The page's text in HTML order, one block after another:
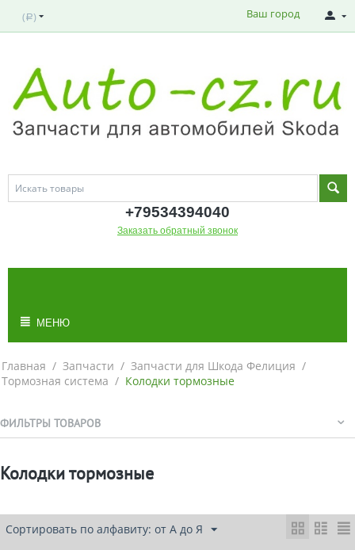
( Р ) Ваш город
+79534394040
Заказать обратный звонок
МЕНЮ
Главная / Запчасти / Запчасти для Шкода Фелиция /
Тормозная система / Колодки тормозные
ФИЛЬТРЫ ТОВАРОВ
Колодки тормозные
Сортировать по алфавиту: от А до Я